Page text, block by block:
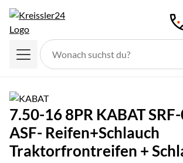
7.50-16 8PR KABAT
ASF- Reifen+Schlauch
Traktorfrontreifen +